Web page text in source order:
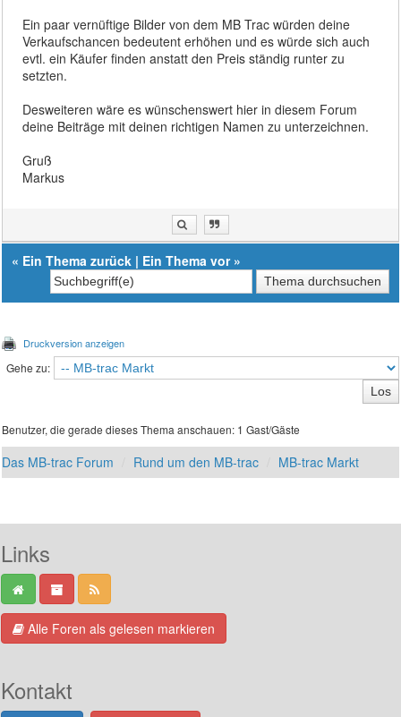
Ein paar vernüftige Bilder von dem MB Trac würden deine
Verkaufschancen bedeutent erhöhen und es würde sich auch
evtl. ein Käufer finden anstatt den Preis ständig runter zu
setzten.
Desweiteren wäre es wünschenswert hier in diesem Forum
deine Beiträge mit deinen richtigen Namen zu unterzeichnen.
Gruß
Markus
« Ein Thema zurück | Ein Thema vor»
Druckversion anzeigen
Gehe zu:
Benutzer, die gerade dieses Thema anschauen: 1 Gast/Gäste
Das MB-trac Forum Rund um den MB-trac MB-trac Markt
Links
Alle Foren als gelesen markieren
Kontakt